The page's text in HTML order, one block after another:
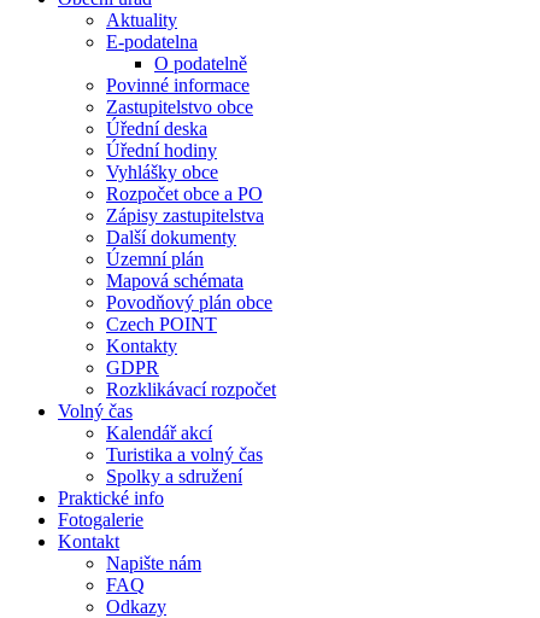
Aktuality
E-podatelna
O podatelně
Povinné informace
Zastupitelstvo obce
Úřední deska
Úřední hodiny
Vyhlášky obce
Rozpočet obce a PO
Zápisy zastupitelstva
Další dokumenty
Územní plán
Mapová schémata
Povodňový plán obce
Czech POINT
Kontakty
GDPR
Rozklikávací rozpočet
Volný čas
Kalendář akcí
Turistika a volný čas
Spolky a sdružení
Praktické info
Fotogalerie
Kontakt
Napište nám
FAQ
Odkazy